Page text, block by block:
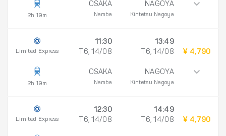
2h 19m
OSAKA
Namba
NAGOYA
Kintetsu Nagoya
Limited Express
2h 19m
11:30
T6, 14/08
OSAKA
Namba
13:49
T6, 14/08
NAGOYA
Kintetsu Nagoya
¥ 4,790
Limited Express
12:30
T6, 14/08
14:49
T6, 14/08
¥ 4,790